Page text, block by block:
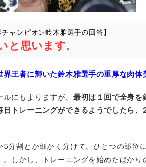
チャンピオン鈴木雅選手の回答】
と思います。
界王者に輝いた鈴木雅選手の重厚な肉体
にもよりますが、 最初は１回で全身を
日トレーニングができるようでしたら、
5分割とか細かく分けて、ひとつの部位
しかし、トレーニングを始めたばかり